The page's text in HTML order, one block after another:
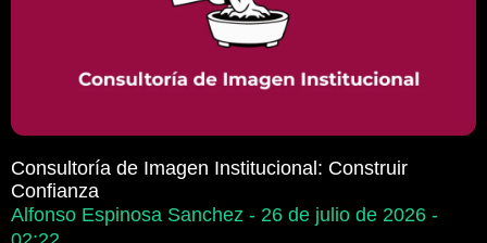
Consultoría de Imagen Institucional: Construir
Confianza
Alfonso Espinosa Sanchez
26 de julio de 2026